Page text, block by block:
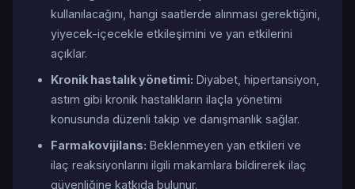
kullanılacağını, hangi saatlerde alınması gerektiğini,
yiyecek-içecekle etkileşimini ve yan etkilerini
açıklar.
Kronik hastalık yönetimi: Diyabet, hipertansiyon,
astım gibi kronik hastalıkların ilaçla yönetimi
konusunda düzenli takip ve danışmanlık sağlar.
Farmakovijilans: Beklenmeyen yan etkileri ve
ilaç reaksiyonlarını ilgili makamlara bildirerek ilaç
güvenliğine katkıda bulunur.